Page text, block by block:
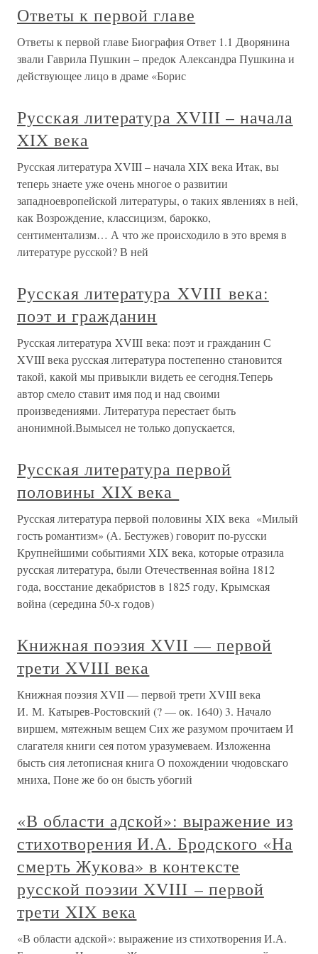
Ответы к первой главе
Ответы к первой главе Биография Ответ 1.1 Дворянина
звали Гаврила Пушкин – предок Александра Пушкина и
действующее лицо в драме «Борис
Русская литература XVIII – начала
XIX века
Русская литература XVIII – начала XIX века Итак, вы
теперь знаете уже очень многое о развитии
западноевропейской литературы, о таких явлениях в ней,
как Возрождение, классицизм, барокко,
сентиментализм… А что же происходило в это время в
литературе русской? В ней
Русская литература XVIII века:
поэт и гражданин
Русская литература XVIII века: поэт и гражданин С
XVIII века русская литература постепенно становится
такой, какой мы привыкли видеть ее сегодня.Теперь
автор смело ставит имя под и над своими
произведениями. Литература перестает быть
анонимной.Вымысел не только допускается,
Русская литература первой
половины XIX века
Русская литература первой половины XIX века «Милый
гость романтизм» (А. Бестужев) говорит по-русски
Крупнейшими событиями XIX века, которые отразила
русская литература, были Отечественная война 1812
года, восстание декабристов в 1825 году, Крымская
война (середина 50-х годов)
Книжная поэзия XVII — первой
трети XVIII века
Книжная поэзия XVII — первой трети XVIII века
И. М. Катырев-Ростовский (? — ок. 1640) 3. Начало
виршем, мятежным вещем Сих же разумом прочитаем И
слагателя книги сея потом уразумеваем. Изложенна
бысть сия летописная книга О похождении чюдовскаго
мниха, Поне же бо он бысть убогий
«В области адской»: выражение из
стихотворения И.А. Бродского «На
смерть Жукова» в контексте
русской поэзии XVIII – первой
трети XIX века
«В области адской»: выражение из стихотворения И.А.